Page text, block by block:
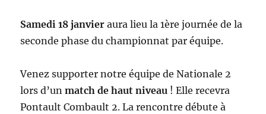
Samedi 18 janvier aura lieu la 1ère journée de la
seconde phase du championnat par équipe.
Venez supporter notre équipe de Nationale 2
lors d’unmatch de haut niveau ! Elle recevra
Pontault Combault 2. La rencontre débute à